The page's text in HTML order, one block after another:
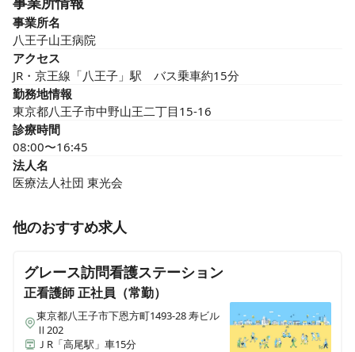
事業所名
八王子山王病院
アクセス
JR・京王線「八王子」駅　バス乗車約15分
勤務地情報
東京都八王子市中野山王二丁目15-16
診療時間
08:00〜16:45
法人名
医療法人社団 東光会
他のおすすめ求人
グレース訪問看護ステーション
正看護師正社員（常勤）
東京都八王子市下恩方町1493-28 寿ビル
Ⅱ202
ＪR「高尾駅」車15分